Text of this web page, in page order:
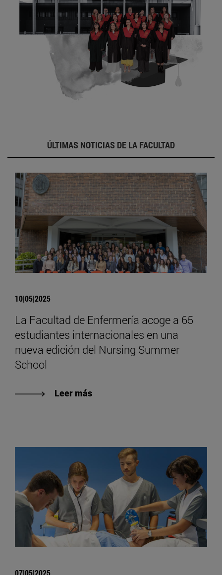
ÚLTIMAS NOTICIAS DE LA FACULTAD
10|05|2025
La Facultad de Enfermería acoge a 65
estudiantes internacionales en una
nueva edición del Nursing Summer
School
Leer más
07|05|2025